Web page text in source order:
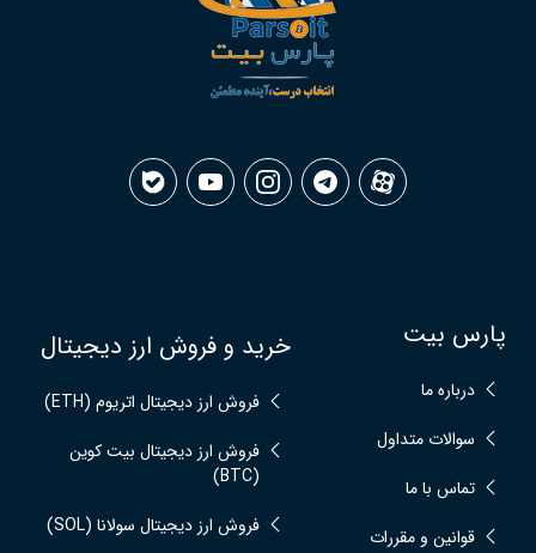
پارس بیت
درباره ما
سوالات متداول
تماس با ما
قوانین و مقررات
خرید و فروش ارز دیجیتال
فروش ارز دیجیتال اتریوم (ETH)
فروش ارز دیجیتال بیت کوین
(BTC)
فروش ارز دیجیتال سولانا (SOL)